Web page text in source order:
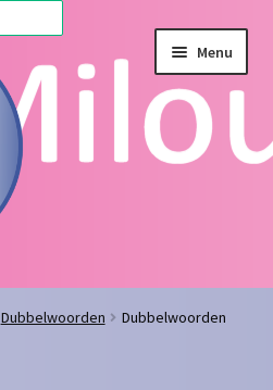
Menu
Dubbelwoorden
Dubbelwoorden